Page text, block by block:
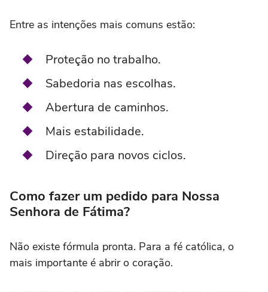
Entre as intenções mais comuns estão:
Proteção no trabalho.
Sabedoria nas escolhas.
Abertura de caminhos.
Mais estabilidade.
Direção para novos ciclos.
Como fazer um pedido para Nossa
Senhora de Fátima?
Não existe fórmula pronta. Para a fé católica, o
mais importante é abrir o coração.